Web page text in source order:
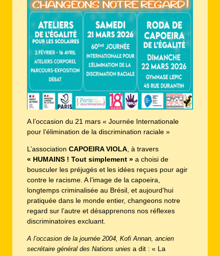
A l’occasion du 21 mars « Journée Internationale
pour l’élimination de la discrimination raciale »
L’association CAPOEIRA VIOLA , à travers
« HUMAINS ! Tout simplement » a choisi de
bousculer les préjugés et les idées reçues pour agir
contre le racisme. A l’image de la capoeira,
longtemps criminalisée au Brésil, et aujourd’hui
pratiquée dans le monde entier, changeons notre
regard sur l’autre et désapprenons nos réflexes
discriminatoires excluant.
A l’occasion de la journée 2004, Kofi Annan, ancien
secrétaire général des Nations unies a dit : « La